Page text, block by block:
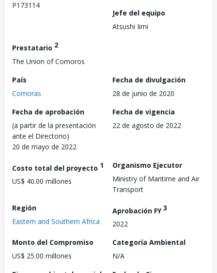
P173114
Jefe del equipo
Atsushi Iimi
Prestatario 2
The Union of Comoros
País
Comoras
Fecha de divulgación
28 de junio de 2020
Fecha de aprobación
(a partir de la presentación
ante el Directorio)
20 de mayo de 2022
Fecha de vigencia
22 de agosto de 2022
Costo total del proyecto 1
US$ 40.00 millones
Organismo Ejecutor
Ministry of Maritime and Air
Transport
Región
Eastern and Southern Africa
Aprobación FY3
2022
Monto del Compromiso
US$ 25.00 millones
Categoría Ambiental
N/A